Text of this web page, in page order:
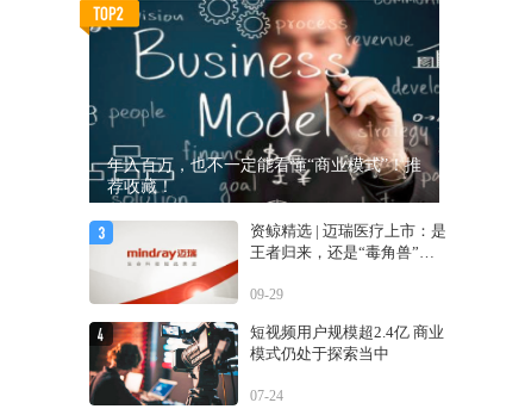
年入百万，也不一定能看懂“商业模式”！推
荐收藏！
资鲸精选 | 迈瑞医疗上市：是
王者归来，还是“毒角兽”降
09-29
短视频用户规模超2.4亿 商业
模式仍处于探索当中
07-24